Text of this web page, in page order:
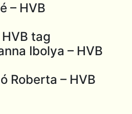
– HVB
tag
Ibolya – HVB
Roberta – HVB